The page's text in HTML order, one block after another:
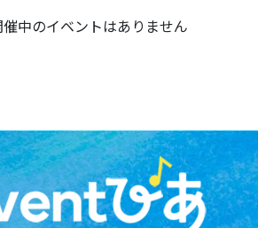
中のイベントはありません